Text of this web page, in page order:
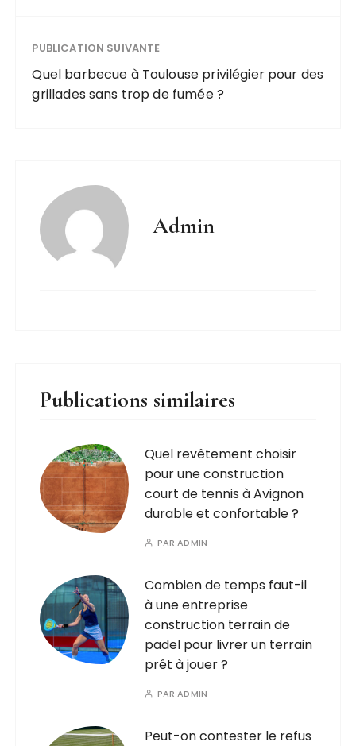
PUBLICATION SUIVANTE
Quel barbecue à Toulouse privilégier pour des
grillades sans trop de fumée ?
Admin
Publications similaires
Quel revêtement choisir
pour une construction
court de tennis à Avignon
durable et confortable ?
PARADMIN
Combien de temps faut-il
à une entreprise
construction terrain de
padel pour livrer un terrain
prêt à jouer ?
PARADMIN
Peut-on contester le refus